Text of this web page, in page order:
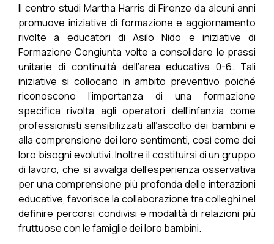
Il centro studi Martha Harris di Firenze da alcuni anni
promuove iniziative di formazione e aggiornamento
rivolte a educatori di Asilo Nido e iniziative di
Formazione Congiunta volte a consolidare le prassi
unitarie di continuità dell’area educativa 0-6. Tali
iniziative si collocano in ambito preventivo poiché
riconoscono l’importanza di una formazione
specifica rivolta agli operatori dell’infanzia come
professionisti sensibilizzati all’ascolto dei bambini e
alla comprensione dei loro sentimenti, così come dei
loro bisogni evolutivi. Inoltre il costituirsi di un gruppo
di lavoro, che si avvalga dell’esperienza osservativa
per una comprensione più profonda delle interazioni
educative, favorisce la collaborazione tra colleghi nel
definire percorsi condivisi e modalità di relazioni più
fruttuose con le famiglie dei loro bambini.